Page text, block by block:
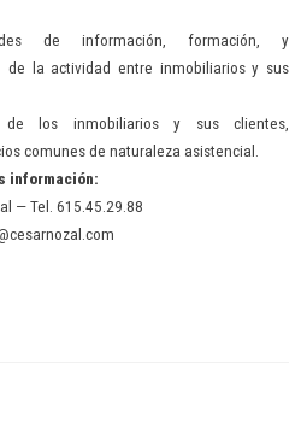
de información, formación, y
de la actividad entre inmobiliarios y sus
los inmobiliarios y sus clientes,
comunes de naturaleza asistencial.
información:
— Tel. 615.45.29.88